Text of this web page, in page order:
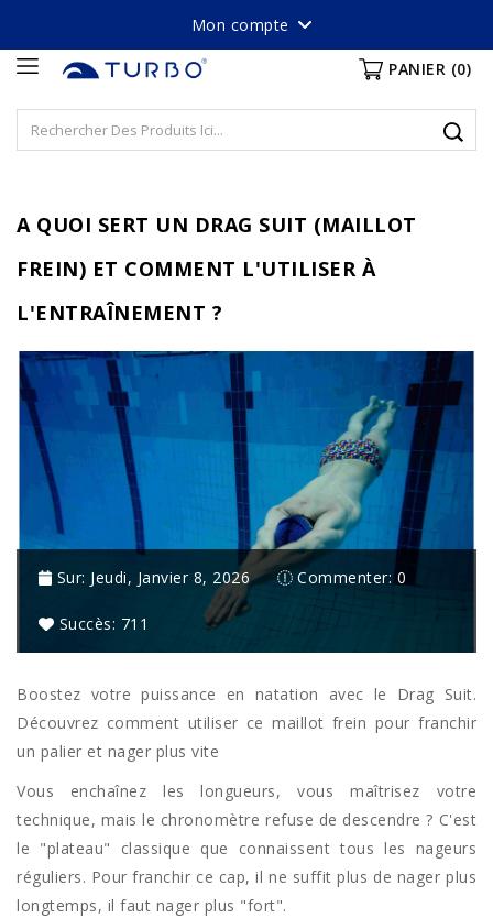
Mon compte
PANIER (0)
A QUOI SERT UN DRAG SUIT (MAILLOT
FREIN) ET COMMENT L'UTILISER À
L'ENTRAÎNEMENT ?
Sur: Jeudi, Janvier 8, 2026 Commenter: 0
Succès: 711
Boostez votre puissance en natation avec le Drag Suit.
Découvrez comment utiliser ce maillot frein pour franchir
un palier et nager plus vite
Vous enchaînez les longueurs, vous maîtrisez votre
technique, mais le chronomètre refuse de descendre ? C'est
le "plateau" classique que connaissent tous les nageurs
réguliers. Pour franchir ce cap, il ne suffit plus de nager plus
longtemps, il faut nager plus "fort".